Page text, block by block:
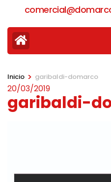
Inicio > garibaldi-domarco
20/03/2019
garibaldi-